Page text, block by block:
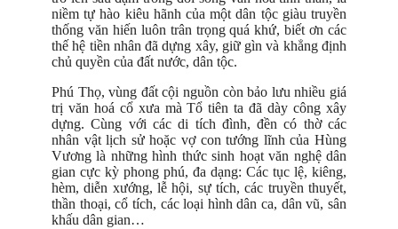
niềm tự hào kiêu hãnh của một dân tộc giàu truyền
thống văn hiến luôn trân trọng quá khứ, biết ơn các
thế hệ tiền nhân đã dựng xây, giữ gìn và khẳng định
chủ quyền của đất nước, dân tộc.
Phú Thọ, vùng đất cội nguồn còn bảo lưu nhiều giá
trị văn hoá cổ xưa mà Tổ tiên ta đã dày công xây
dựng. Cùng với các di tích đình, đền có thờ các
nhân vật lịch sử hoặc vợ con tướng lĩnh của Hùng
Vương là những hình thức sinh hoạt văn nghệ dân
gian cực kỳ phong phú, đa dạng: Các tục lệ, kiêng,
hèm, diễn xướng, lễ hội, sự tích, các truyền thuyết,
thần thoại, cổ tích, các loại hình dân ca, dân vũ, sân
khấu dân gian…